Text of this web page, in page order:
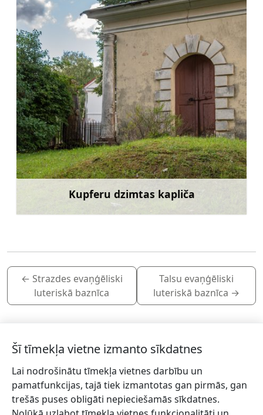
Kupferu dzimtas kapliča
Uzzināt vairāk
← Strazdes evaņģēliski
luteriskā baznīca
Talsu evaņģēliski
luteriskā baznīca →
Piesakies jaunumiem!
Pieraksties jaunumiem e-pastā un nepalaid garām
Šī tīmekļa vietne izmanto sīkdatnes
Lai nodrošinātu tīmekļa vietnes darbību un
pamatfunkcijas, tajā tiek izmantotas gan pirmās, gan
trešās puses obligāti nepieciešamās sīkdatnes.